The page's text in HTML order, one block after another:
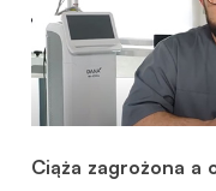
Ciąża zagrożona a